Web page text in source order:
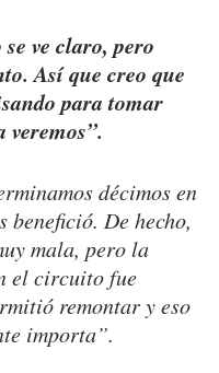
ve claro, pero
Así que creo que
para tomar
veremos”.
décimos en
benefició. De hecho,
mala, pero la
el circuito fue
remontar y eso
importa”.